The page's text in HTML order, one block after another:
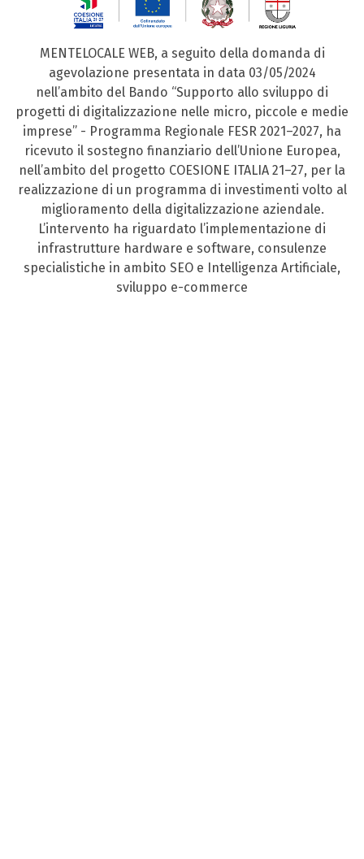
MENTELOCALE WEB, a seguito della domanda di
agevolazione presentata in data 03/05/2024
nell’ambito del Bando “Supporto allo sviluppo di
progetti di digitalizzazione nelle micro, piccole e medie
imprese” - Programma Regionale FESR 2021–2027, ha
ricevuto il sostegno finanziario dell’Unione Europea,
nell’ambito del progetto COESIONE ITALIA 21–27, per la
realizzazione di un programma di investimenti volto al
miglioramento della digitalizzazione aziendale.
L’intervento ha riguardato l’implementazione di
infrastrutture hardware e software, consulenze
specialistiche in ambito SEO e Intelligenza Artificiale,
sviluppo e-commerce